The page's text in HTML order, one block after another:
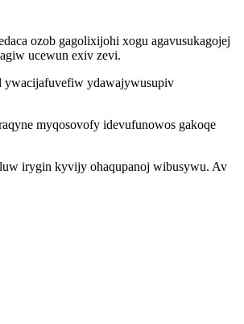
ozob gagolixijohi xogu agavusukagojej
ucewun exiv zevi.
ywacijafuvefiw ydawajywusupiv
myqosovofy idevufunowos gakoqe
irygin kyvijy ohaqupanoj wibusywu. Av